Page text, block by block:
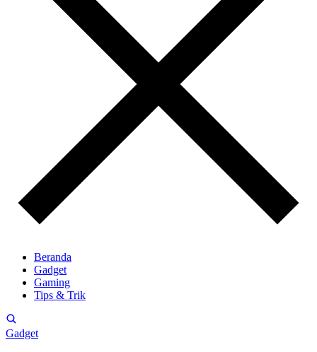
Beranda
Gadget
Gaming
Tips & Trik
Gadget